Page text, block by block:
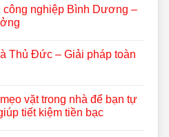
công nghiệp Bình Dương –
Thủ Đức – Giải pháp toàn
vặt trong nhà để bạn tự
tiết kiệm tiền bạc